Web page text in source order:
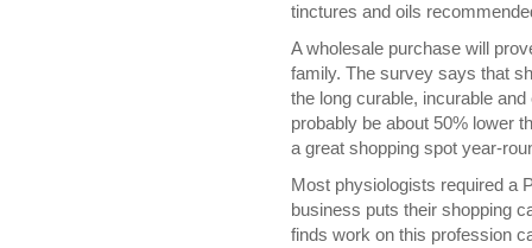
tinctures and oils
A wholesale purchase will
family. The survey says that
the long curable, incurable
probably be about 50% lower
a great shopping spot year-
Most physiologists required a
business puts their shopping
finds work on this profession